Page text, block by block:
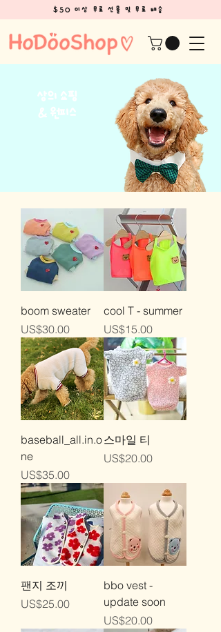
$50 이상 무료 선물 및 무료 배송
상의 쇼핑
& 원피스
boom sweater
가격
US$30.00
cool T - summer
가격
US$15.00
baseball_all.in.o
ne
가격
US$35.00
스마일 티
가격
US$20.00
팬지 조끼
가격
US$25.00
bbo vest -
update soon
가격
US$20.00